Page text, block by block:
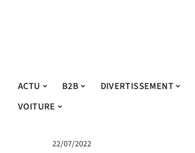
ACTU B2B DIVERTISSEMENT
VOITURE
22/07/2022